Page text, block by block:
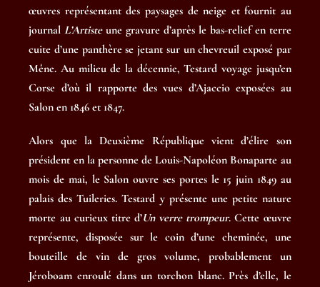
œuvres représentant des paysages de neige et fournit au
journalL’Artisteune gravure d’après le bas-relief en terre
cuite d’une panthère se jetant sur un chevreuil exposé par
Mêne. Au milieu de la décennie, Testard voyage jusqu’en
Corse d’où il rapporte des vues d’Ajaccio exposées au
Salon en 1846 et 1847.
Alors que la Deuxième République vient d’élire son
président en la personne de Louis-Napoléon Bonaparte au
mois de mai, le Salon ouvre ses portes le 15 juin 1849 au
palais des Tuileries. Testard y présente une petite nature
morte au curieux titre d’Un verre trompeur. Cette œuvre
représente, disposée sur le coin d’une cheminée, une
bouteille de vin de gros volume, probablement un
Jéroboam enroulé dans un torchon blanc. Près d’elle, le